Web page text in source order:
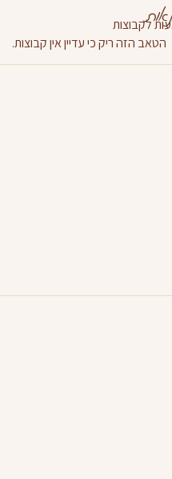
לקבוצות
הטאב הזה ריק כי עדיין אין קבוצות.